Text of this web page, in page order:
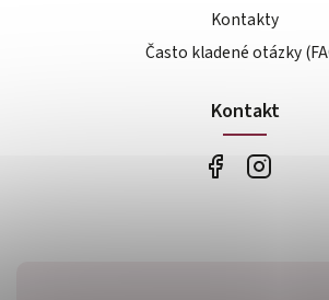
Kontakty
Často kladené otázky
Kontakt